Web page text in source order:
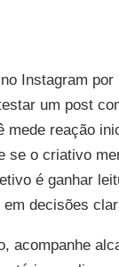
Instagram por
um post
mede reação
se o criativo
é ganhar
decisões
acompanhe